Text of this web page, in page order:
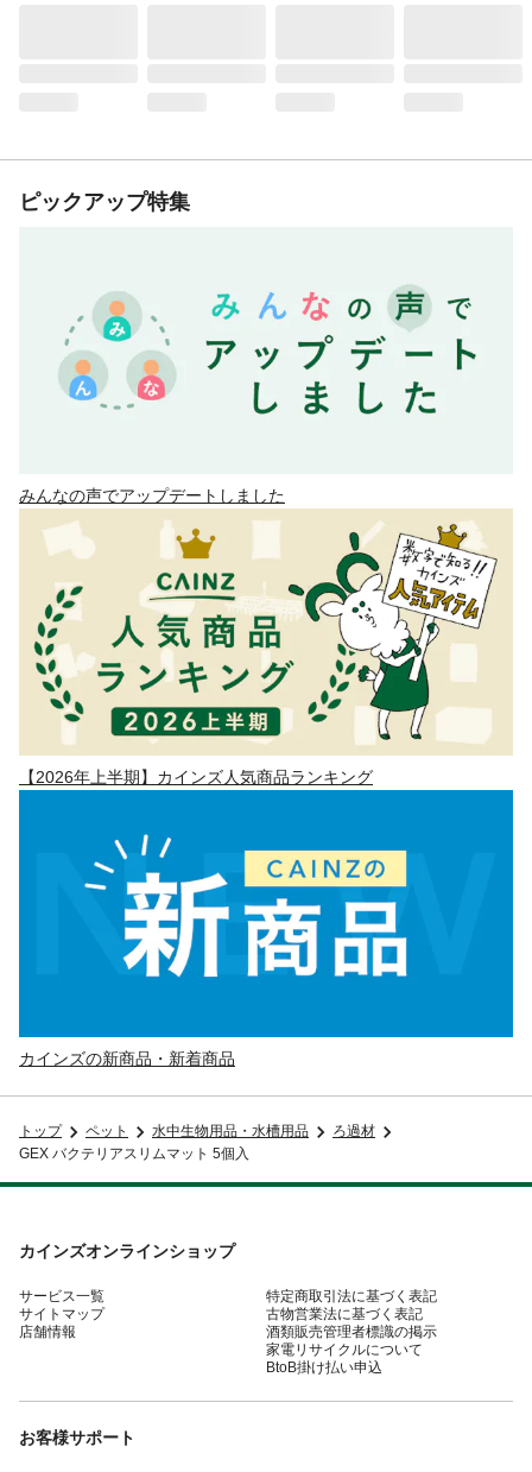
ピックアップ特集
みんなの声でアップデートしました
【2026年上半期】カインズ人気商品ランキング
カインズの新商品・新着商品
トップ ペット 水中生物用品・水槽用品
ろ過材
GEX バクテリアスリムマット 5個入
カインズオンラインショップ
サービス一覧
サイトマップ
店舗情報
特定商取引法に基づく表記
古物営業法に基づく表記
酒類販売管理者標識の掲示
家電リサイクルについて
BtoB掛け払い申込
お客様サポート